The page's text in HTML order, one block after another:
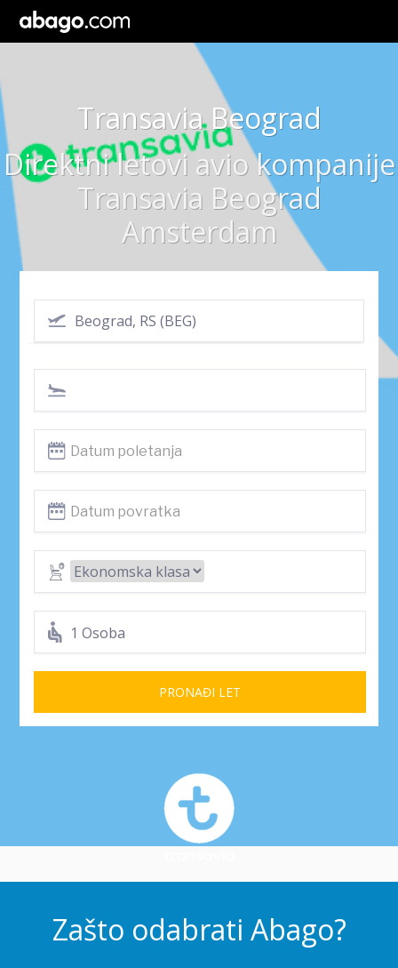
Transavia Beograd
Direktni letovi avio kompanije
Transavia Beograd
Amsterdam
1 Osoba
PRONAĐI LET
Zašto odabrati Abago?